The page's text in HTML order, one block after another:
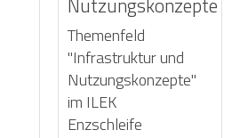
Themenfeld
"Infrastruktur und
Nutzungskonzepte"
im ILEK
Enzschleife